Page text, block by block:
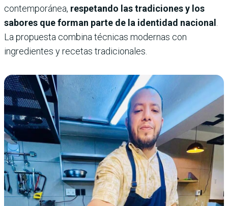
contemporánea, respetando las tradiciones y los
sabores que forman parte de la identidad nacional
La propuesta combina técnicas modernas con
ingredientes y recetas tradicionales.